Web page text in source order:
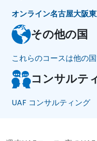
オンライン名古屋大阪
その他の国
これらのコースは他の
コンサルテ
UAF コンサルティング